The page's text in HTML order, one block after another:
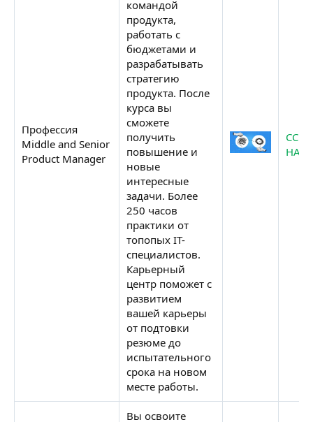
Профессия
Middle and Senior
Product Manager
командой
продукта,
работать с
бюджетами и
разрабатывать
стратегию
продукта. После
курса вы
сможете
получить
повышение и
новые
интересные
задачи. Более
250 часов
практики от
топопых IT-
специалистов.
Карьерный
центр поможет с
развитием
вашей карьеры
от подтовки
резюме до
испытательного
срока на новом
месте работы.
НА
Вы освоите